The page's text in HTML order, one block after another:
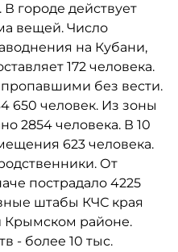
городе действует
вещей. Число
на Кубани,
172 человека.
пропавшими без вести.
650 человек. Из зоны
2854 человека. В 10
623 человека.
От
пострадало 4225
штабы КЧС края
Крымском районе.
- более 10 тыс.